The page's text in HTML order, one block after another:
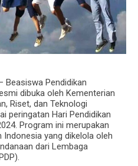
Beasiswa Pendidikan
dibuka oleh Kementerian
Riset, dan Teknologi
peringatan Hari Pendidikan
Program ini merupakan
yang dikelola oleh
dari Lembaga